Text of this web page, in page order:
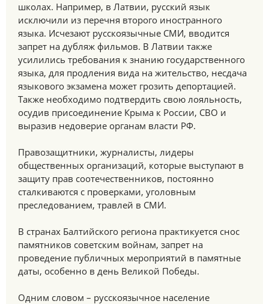
школах. Например, в Латвии, русский язык
исключили из перечня второго иностранного
языка. Исчезают русскоязычные СМИ, вводится
запрет на дубляж фильмов. В Латвии также
усилились требования к знанию государственного
языка, для продления вида на жительство, несдача
языкового экзамена может грозить депортацией.
Также необходимо подтвердить свою лояльность,
осудив присоединение Крыма к России, СВО и
выразив недоверие органам власти РФ.
Правозащитники, журналисты, лидеры
общественных организаций, которые выступают в
защиту прав соотечественников, постоянно
сталкиваются с проверками, уголовным
преследованием, травлей в СМИ.
В странах Балтийского региона практикуется снос
памятников советским войнам, запрет на
проведение публичных мероприятий в памятные
даты, особенно в день Великой Победы.
Одним словом – русскоязычное население